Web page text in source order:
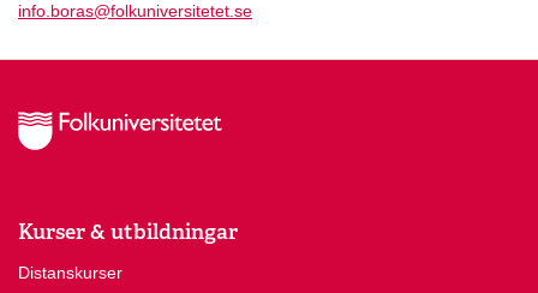
info.boras@folkuniversitetet.se
Kurser & utbildningar
Distanskurser